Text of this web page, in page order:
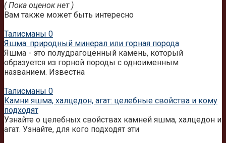
( Пока оценок нет )
Вам также может быть интересно
Талисманы 0
Яшма: природный минерал или горная порода
Яшма - это полудрагоценный камень, который
образуется из горной породы с одноименным
названием. Известна
Талисманы 0
Камни яшма, халцедон, агат: целебные свойства и кому
подходят
Узнайте о целебных свойствах камней яшма, халцедон и
агат. Узнайте, для кого подходят эти